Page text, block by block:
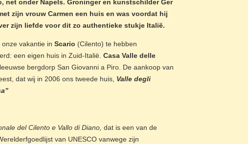
net onder Napels. Groninger en kunstschilder Ger
zijn vrouw Carmen een huis en was voordat hij
zijn liefde voor dit zo authentieke stukje Italië.
vakantie in Scario (Cilento) te hebben
een eigen huis in Zuid-Italië. Casa Valle delle
bergdorp San Giovanni a Piro. De aankoop van
dat wij in 2006 ons tweede huis, Valle degli
del Cilento e Vallo di Diano, dat is een van de
van UNESCO vanwege zijn